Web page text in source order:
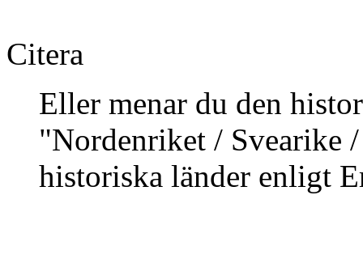
Citera
Eller menar du den
"Nordenriket / Svearike
historiska länder enligt